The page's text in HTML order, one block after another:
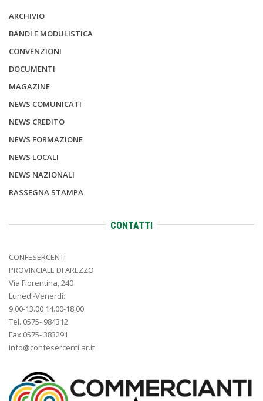
ARCHIVIO
BANDI E MODULISTICA
CONVENZIONI
DOCUMENTI
MAGAZINE
NEWS COMUNICATI
NEWS CREDITO
NEWS FORMAZIONE
NEWS LOCALI
NEWS NAZIONALI
RASSEGNA STAMPA
CONTATTI
CONFESERCENTI
PROVINCIALE DI AREZZO
Via Fiorentina, 240
Lunedì-Venerdì:
9.00-13.00 14.00-18.00
Tel. 0575- 984312
Fax 0575- 383291
info@confesercenti.ar.it